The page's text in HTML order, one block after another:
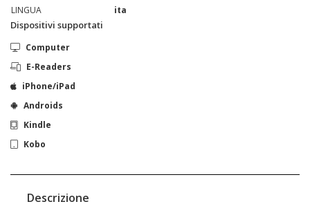
LINGUA
ita
Dispositivi supportati
Computer
E-Readers
iPhone/iPad
Androids
Kindle
Kobo
Descrizione